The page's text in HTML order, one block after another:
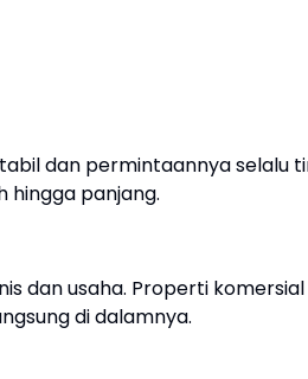
dan permintaannya selalu
hingga panjang.
dan usaha. Properti
di dalamnya.